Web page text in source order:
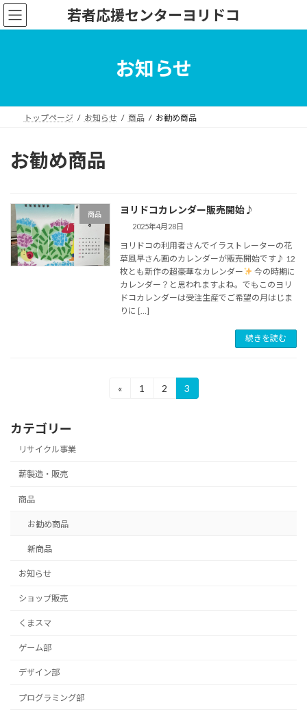
コ
ン
ナ
ビ
若者応援センターヨリドコ
お知らせ
トップページ お知らせ 商品 お勧め商品
お勧め商品
商品 ヨリドコカレンダー販売開始♪
2025年4月28日
ヨリドコの利用者さんでイラストレーターの花
草風早さん画のカレンダーが販売開始です♪ 12
枚とも新作の超豪華なカレンダー
今の時期に
カレンダー？と思われますよね。でもこのヨリ
ドコカレンダーは受注生産でご希望の月はじま
りに […]
続きを読む
の
ペ
ー
ジ
«
固
1
固
2
固
定
3
カテゴリー
リサイクル事業
薪製造・販売
商品
お勧め商品
新商品
お知らせ
ショップ販売
くまスマ
ゲーム部
デザイン部
プログラミング部